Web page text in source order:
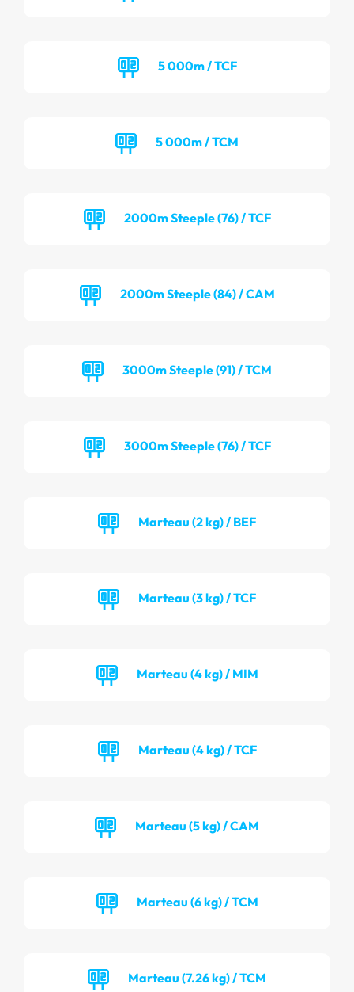
5 000m / TCF
5 000m / TCM
2000m Steeple (76) / TCF
2000m Steeple (84) / CAM
3000m Steeple (91) / TCM
3000m Steeple (76) / TCF
Marteau (2 kg) / BEF
Marteau (3 kg) / TCF
Marteau (4 kg) / MIM
Marteau (4 kg) / TCF
Marteau (5 kg) / CAM
Marteau (6 kg) / TCM
Marteau (7.26 kg) / TCM